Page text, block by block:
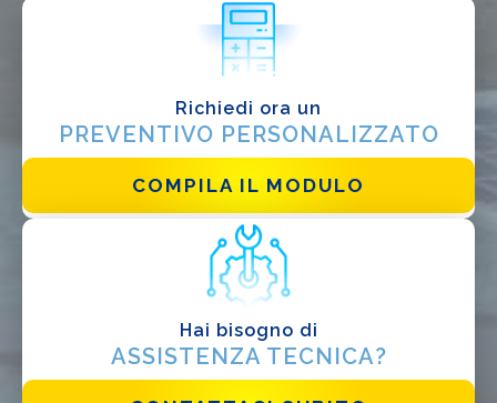
Richiedi ora un
PREVENTIVO PERSONALIZZATO
COMPILA IL MODULO
Hai bisogno di
ASSISTENZA TECNICA?
Progettista
EPC
Altro
Ho letto e accetto laPrivacy Policy*